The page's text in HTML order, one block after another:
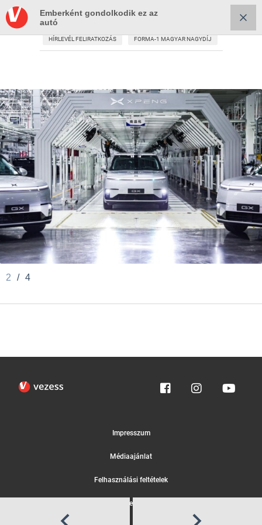
HÍRLEVÉL FELIRATKOZÁS FORMA-1 MAGYAR NAGYDÍJ
Emberként gondolkodik ez az
autó
2 / 4
Impresszum
Médiaajánlat
Felhasználási feltételek
Egyedi adatkezelési tájékoztató